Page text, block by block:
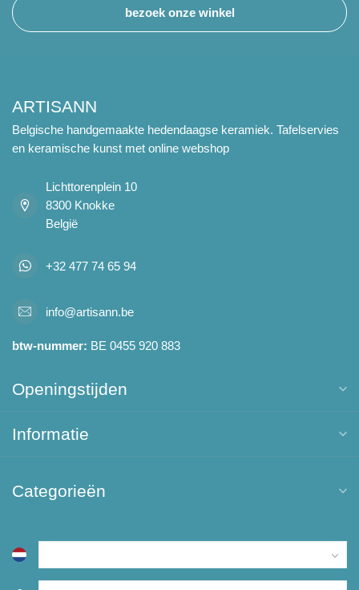
bezoek onze winkel
ARTISANN
Belgische handgemaakte hedendaagse keramiek. Tafelservies
en keramische kunst met online webshop
Lichttorenplein 10
8300 Knokke
België
+32 477 74 65 94
info@artisann.be
btw-nummer: BE 0455 920 883
Openingstijden
Informatie
Categorieën